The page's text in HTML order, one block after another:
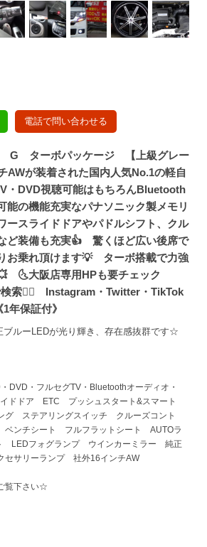
電話で問い合わせる
G ターボパッケージ 【上級グレー
AWが装着された国内人気No.1の軽自
・DVD視聴可能はもちろんBluetooth
能の機能充実なパナソニック製メモリ
スライドドアやパドルシフト、クル
ど装備も充実👍 驚くほど広い後席で
お乗れ頂けます💡 ターボ搭載で力強
🌜大阪店専用HPも要チェック
検索🕵️‍♂️ Instagram・Twitter・TikTok
1年保証付》
ブルーLEDが光り輝き、存在感抜群です☆
DVD・フルセグTV・Bluetoothオーディオ・
ドドア ETC プッシュスタート&スマート
グ ステアリングスイッチ クルーズコント
ンチシート フルフラットシート AUTOラ
LEDフォグランプ ウインカーミラー 純正
セサリーランプ 社外16インチAW
覧下さい☆